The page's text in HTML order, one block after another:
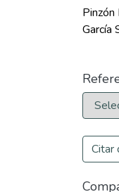
Pinzón
García
Citar